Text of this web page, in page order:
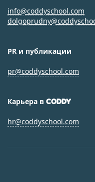
info@coddyschool.com
PR и публикации
pr@coddyschool.com
Карьера в CODDY
hr@coddyschool.com